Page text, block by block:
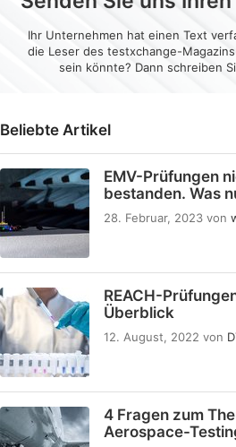
Beliebte Artikel
EMV-Prüfungen
bestanden. Was
28. Februar, 2023 von
REACH-
Überblick
12. August, 2022 von
4 Fragen zum
Aerospace-
Ihr Unternehmen hat einen Text
die Leser des testxchange-
sein könnte? Dann schreiben